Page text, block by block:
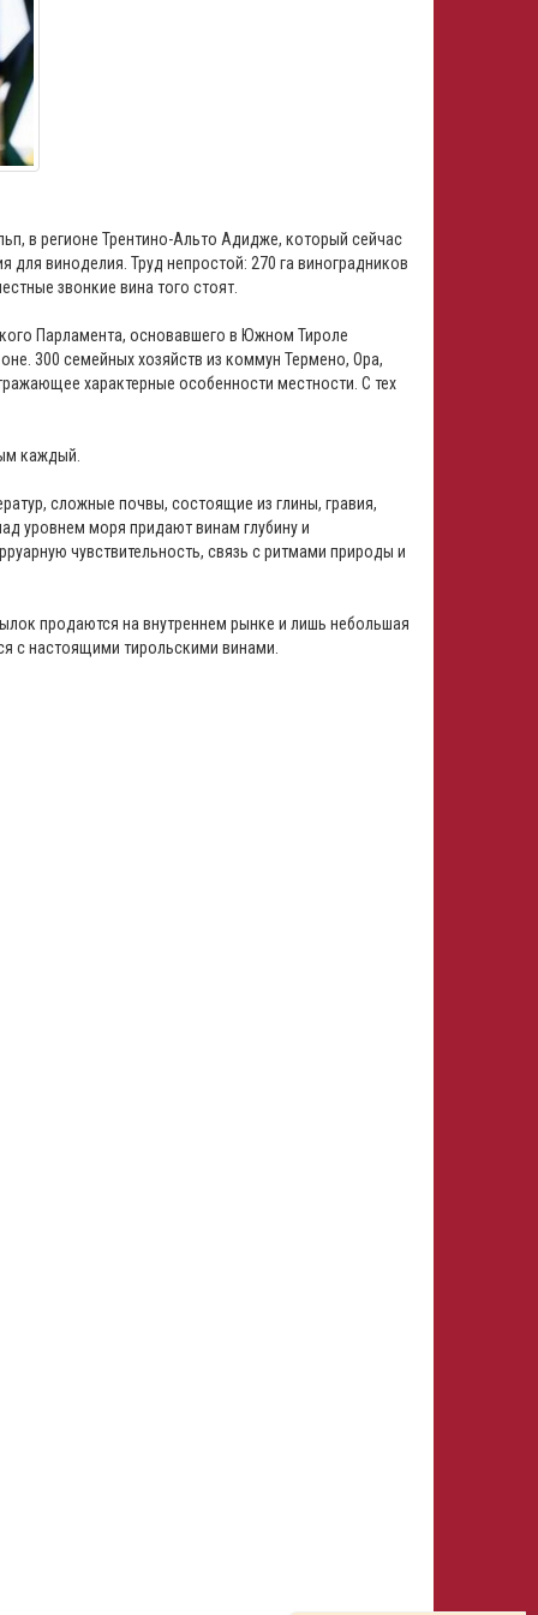
в регионе Трентино-Альто Адидже, который сейчас
виноделия. Труд непростой: 270 га виноградников
звонкие вина того стоят.
Парламента, основавшего в Южном Тироле
300 семейных хозяйств из коммун Термено, Ора,
характерные особенности местности. С тех
каждый.
сложные почвы, состоящие из глины, гравия,
уровнем моря придают винам глубину и
чувствительность, связь с ритмами природы и
продаются на внутреннем рынке и лишь небольшая
с настоящими тирольскими винами.